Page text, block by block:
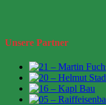
Unsere Partner